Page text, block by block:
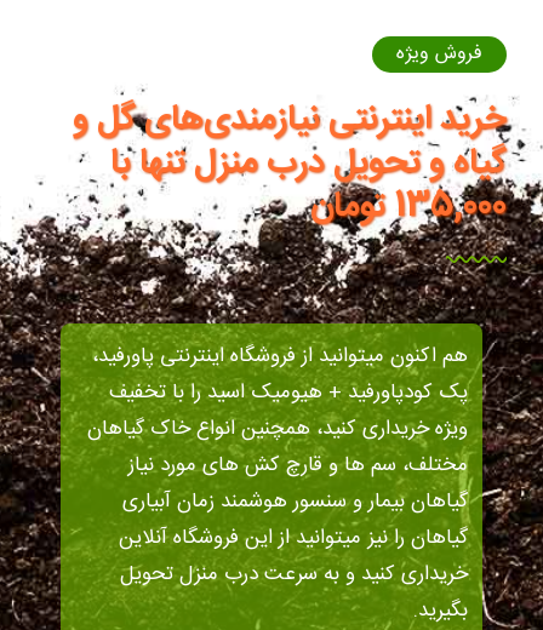
فروش ویژه
خرید اینترنتی نیازمندی‌های گل و
گیاه و تحویل درب منزل تنها با
135,000 تومان
هم اکنون میتوانید از فروشگاه اینترنتی پاورفید،
پک کودپاورفید + هیومیک اسید را با تخفیف
ویژه خریداری کنید، همچنین انواع خاک گیاهان
مختلف، سم ها و قارچ کش های مورد نیاز
گیاهان بیمار و سنسور هوشمند زمان آبیاری
گیاهان را نیز میتوانید از این فروشگاه آنلاین
خریداری کنید و به سرعت درب منزل تحویل
بگیرید.